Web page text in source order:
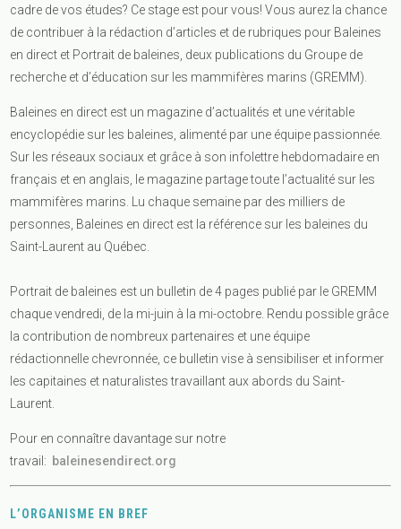
cadre de vos études? Ce stage est pour vous! Vous aurez la chance
de contribuer à la rédaction d’articles et de rubriques pour Baleines
en direct et Portrait de baleines, deux publications du Groupe de
recherche et d’éducation sur les mammifères marins (GREMM).
Baleines en direct est un magazine d’actualités et une véritable
encyclopédie sur les baleines, alimenté par une équipe passionnée.
Sur les réseaux sociaux et grâce à son infolettre hebdomadaire en
français et en anglais, le magazine partage toute l’actualité sur les
mammifères marins. Lu chaque semaine par des milliers de
personnes, Baleines en direct est la référence sur les baleines du
Saint-Laurent au Québec.
Portrait de baleines est un bulletin de 4 pages publié par le GREMM
chaque vendredi, de la mi-juin à la mi-octobre. Rendu possible grâce
la contribution de nombreux partenaires et une équipe
rédactionnelle chevronnée, ce bulletin vise à sensibiliser et informer
les capitaines et naturalistes travaillant aux abords du Saint-
Laurent.
Pour en connaître davantage sur notre
travail: baleinesendirect.org
L’ORGANISME EN BREF